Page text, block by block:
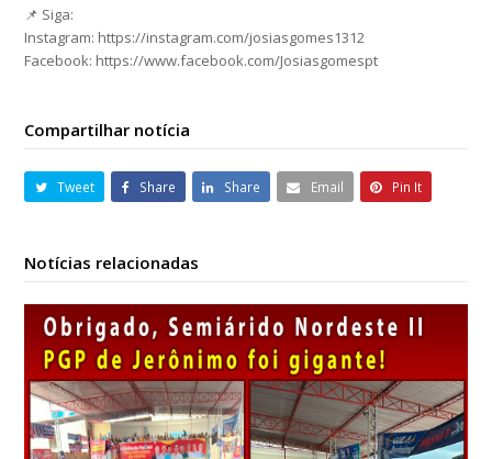
📌 Siga:
Instagram: https://instagram.com/josiasgomes1312
Facebook: https://www.facebook.com/Josiasgomespt
Compartilhar notícia
Tweet Share Share Email Pin It
Notícias relacionadas